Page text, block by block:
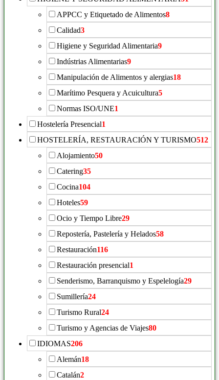
APPCC y Etiquetado de Alimentos8
Calidad3
Higiene y Seguridad Alimentaria9
Indústrias Alimentarias9
Manipulación de Alimentos y alergias18
Marítimo Pesquera y Acuicultura5
Normas ISO/UNE1
Hostelería Presencial1
HOSTELERÍA, RESTAURACIÓN Y TURISMO512
Alojamiento50
Catering35
Cocina104
Hoteles59
Ocio y Tiempo Libre29
Repostería, Pastelería y Helados58
Restauración116
Restauración presencial1
Senderismo, Barranquismo y Espelelogía29
Sumillería24
Turismo Rural24
Turismo y Agencias de Viajes80
IDIOMAS206
Alemán18
Catalán2